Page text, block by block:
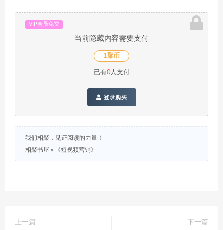
VIP会员免费
当前隐藏内容需要支付
1聚币
已有0人支付
登录购买
我们相聚，见证阅读的力量！
相聚书屋 » 《短视频营销》
上一篇
下一篇